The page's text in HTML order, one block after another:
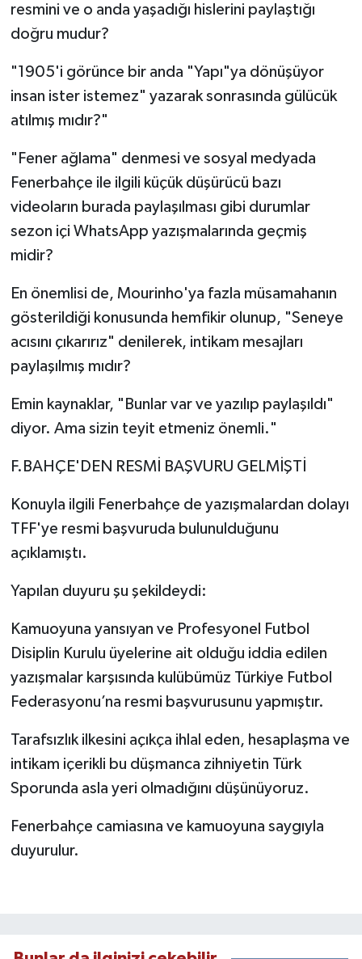
resmini ve o anda yaşadığı hislerini paylaştığı
doğru mudur?
"1905'i görünce bir anda "Yapı"ya dönüşüyor
insan ister istemez" yazarak sonrasında gülücük
atılmış mıdır?"
"Fener ağlama" denmesi ve sosyal medyada
Fenerbahçe ile ilgili küçük düşürücü bazı
videoların burada paylaşılması gibi durumlar
sezon içi WhatsApp yazışmalarında geçmiş
midir?
En önemlisi de, Mourinho'ya fazla müsamahanın
gösterildiği konusunda hemfikir olunup, "Seneye
acısını çıkarırız" denilerek, intikam mesajları
paylaşılmış mıdır?
Emin kaynaklar, "Bunlar var ve yazılıp paylaşıldı"
diyor. Ama sizin teyit etmeniz önemli."
F.BAHÇE'DEN RESMİ BAŞVURU GELMİŞTİ
Konuyla ilgili Fenerbahçe de yazışmalardan dolayı
TFF'ye resmi başvuruda bulunulduğunu
açıklamıştı.
Yapılan duyuru şu şekildeydi:
Kamuoyuna yansıyan ve Profesyonel Futbol
Disiplin Kurulu üyelerine ait olduğu iddia edilen
yazışmalar karşısında kulübümüz Türkiye Futbol
Federasyonu’na resmi başvurusunu yapmıştır.
Tarafsızlık ilkesini açıkça ihlal eden, hesaplaşma ve
intikam içerikli bu düşmanca zihniyetin Türk
Sporunda asla yeri olmadığını düşünüyoruz.
Fenerbahçe camiasına ve kamuoyuna saygıyla
duyurulur.